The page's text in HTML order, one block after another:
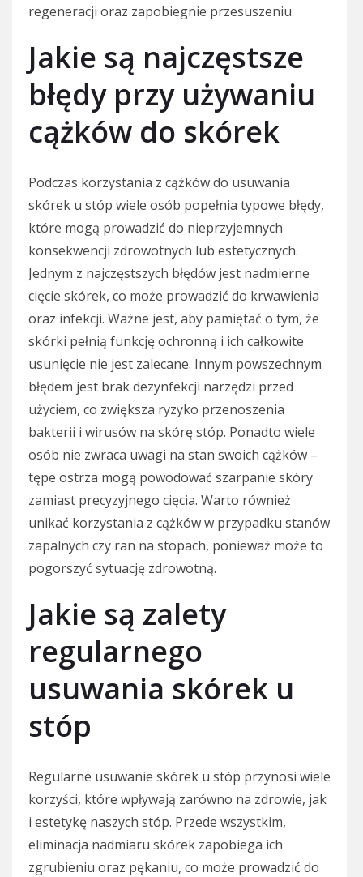
regeneracji oraz zapobiegnie przesuszeniu.
Jakie są najczęstsze
błędy przy używaniu
cążków do skórek
Podczas korzystania z cążków do usuwania
skórek u stóp wiele osób popełnia typowe błędy,
które mogą prowadzić do nieprzyjemnych
konsekwencji zdrowotnych lub estetycznych.
Jednym z najczęstszych błędów jest nadmierne
cięcie skórek, co może prowadzić do krwawienia
oraz infekcji. Ważne jest, aby pamiętać o tym, że
skórki pełnią funkcję ochronną i ich całkowite
usunięcie nie jest zalecane. Innym powszechnym
błędem jest brak dezynfekcji narzędzi przed
użyciem, co zwiększa ryzyko przenoszenia
bakterii i wirusów na skórę stóp. Ponadto wiele
osób nie zwraca uwagi na stan swoich cążków –
tępe ostrza mogą powodować szarpanie skóry
zamiast precyzyjnego cięcia. Warto również
unikać korzystania z cążków w przypadku stanów
zapalnych czy ran na stopach, ponieważ może to
pogorszyć sytuację zdrowotną.
Jakie są zalety
regularnego
usuwania skórek u
stóp
Regularne usuwanie skórek u stóp przynosi wiele
korzyści, które wpływają zarówno na zdrowie, jak
i estetykę naszych stóp. Przede wszystkim,
eliminacja nadmiaru skórek zapobiega ich
zgrubieniu oraz pękaniu, co może prowadzić do